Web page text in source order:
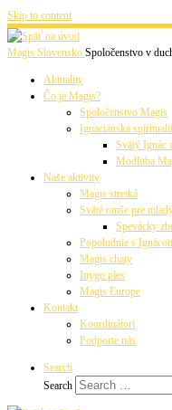
Skip to content
Magis Slovensko Spoločenstvo v
Aktuality
Čo je Magis?
Spoločenstvo Magis
Ignaciánska
Svätý Ignác
Modlitba
Naše aktivity
Magis stretká
Sväté omše pre
Spevácky
Popoludnie s
Magis chaty
Inygo ples
Magis Europe
Kontakt
Koordinátori
Podporte nás
Search
Search